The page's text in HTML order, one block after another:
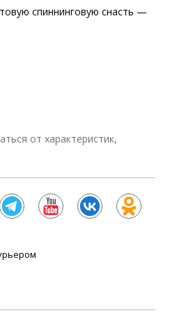
спиннинговую снасть —
от характеристик,